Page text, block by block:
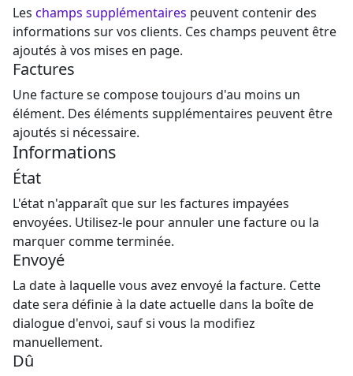
Les champs supplémentaires peuvent contenir des
informations sur vos clients. Ces champs peuvent être
ajoutés à vos mises en page.
Factures
Une facture se compose toujours d'au moins un
élément. Des éléments supplémentaires peuvent être
ajoutés si nécessaire.
Informations
État
L'état n'apparaît que sur les factures impayées
envoyées. Utilisez-le pour annuler une facture ou la
marquer comme terminée.
Envoyé
La date à laquelle vous avez envoyé la facture. Cette
date sera définie à la date actuelle dans la boîte de
dialogue d'envoi, sauf si vous la modifiez
manuellement.
Dû